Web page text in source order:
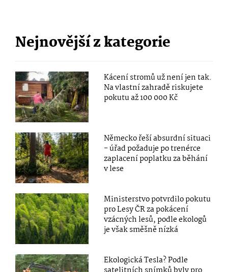
Nejnovější z kategorie
Kácení stromů už není jen tak.
Na vlastní zahradě riskujete
pokutu až 100 000 Kč
Německo řeší absurdní situaci
- úřad požaduje po trenérce
zaplacení poplatku za běhání
v lese
Ministerstvo potvrdilo pokutu
pro Lesy ČR za pokácení
vzácných lesů, podle ekologů
je však směšně nízká
Ekologická Tesla? Podle